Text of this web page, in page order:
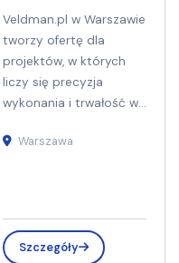
Veldman.pl w Warszawie
tworzy ofertę dla
projektów, w których
liczy się precyzja
wykonania i trwałość w...
Warszawa
Szczegóły